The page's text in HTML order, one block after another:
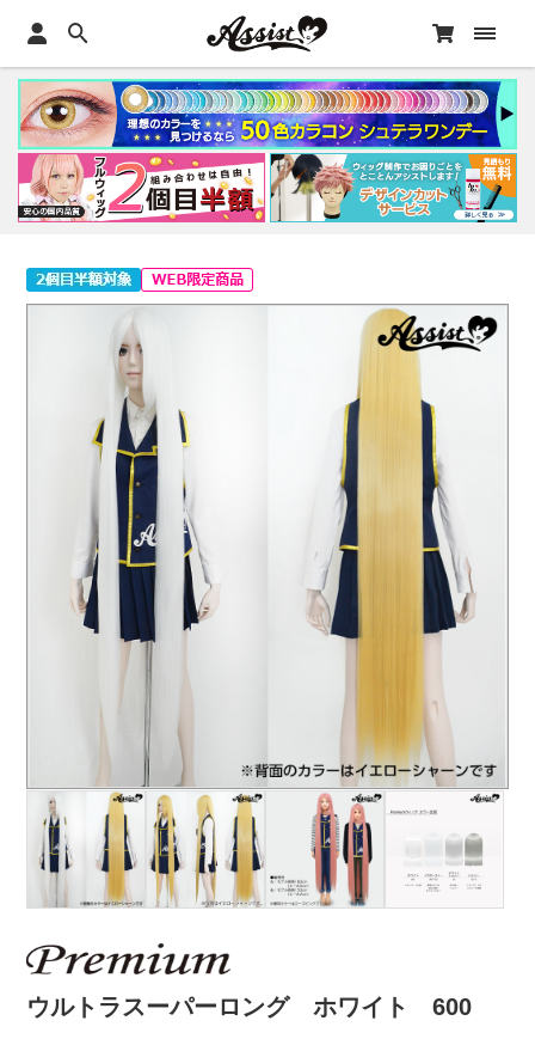
ウルトラスーパーロング ホワイト 600